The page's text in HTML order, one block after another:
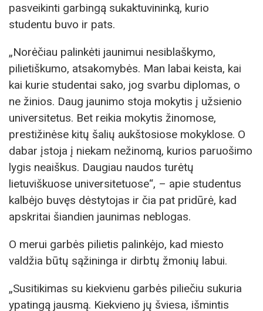
pasveikinti garbingą sukaktuvininką, kurio
studentu buvo ir pats.
„Norėčiau palinkėti jaunimui nesiblaškymo,
pilietiškumo, atsakomybės. Man labai keista, kai
kai kurie studentai sako, jog svarbu diplomas, o
ne žinios. Daug jaunimo stoja mokytis į užsienio
universitetus. Bet reikia mokytis žinomose,
prestižinėse kitų šalių aukštosiose mokyklose. O
dabar įstoja į niekam nežinomą, kurios paruošimo
lygis neaiškus. Daugiau naudos turėtų
lietuviškuose universitetuose“, – apie studentus
kalbėjo buvęs dėstytojas ir čia pat pridūrė, kad
apskritai šiandien jaunimas neblogas.
O merui garbės pilietis palinkėjo, kad miesto
valdžia būtų sąžininga ir dirbtų žmonių labui.
„Susitikimas su kiekvienu garbės piliečiu sukuria
ypatingą jausmą. Kiekvieno jų šviesa, išmintis